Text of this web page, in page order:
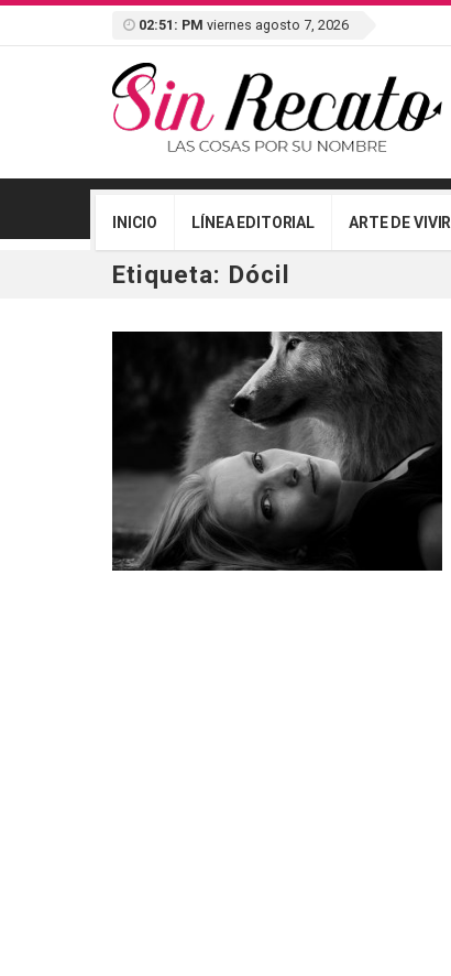
02:51: PM viernes agosto 7, 2026
INICIO LÍNEA EDITORIAL ARTE DE VIVIR
Etiqueta: Dócil